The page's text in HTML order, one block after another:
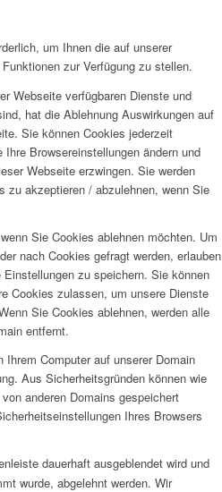
um Ihnen die auf unserer
zur Verfügung zu stellen.
Webseite verfügbaren Dienste und
hat die Ablehnung Auswirkungen auf
Sie können Cookies jederzeit
Browsereinstellungen ändern und
Webseite erzwingen. Sie werden
zu akzeptieren / abzulehnen, wenn Sie
Sie Cookies ablehnen möchten. Um
nach Cookies gefragt werden, erlauben
zu speichern. Sie können
Cookies zulassen, um unsere Dienste
Sie Cookies ablehnen, werden alle
entfernt.
Computer auf unserer Domain
Aus Sicherheitsgründen können wie
anderen Domains gespeichert
Ihres Browsers
dauerhaft ausgeblendet wird und
wurde, abgelehnt werden. Wir